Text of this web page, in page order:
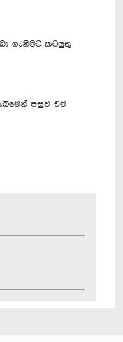
ගැනීමට කටයුතු
පසුව එම